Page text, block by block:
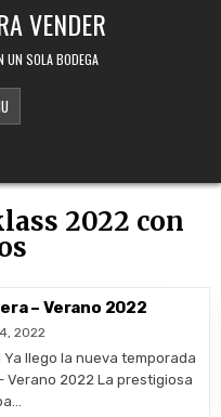
VENDER
UN SOLA BODEGA
2022 con
– Verano 2022
2022
Ya llego la nueva temporada
Verano 2022 La prestigiosa